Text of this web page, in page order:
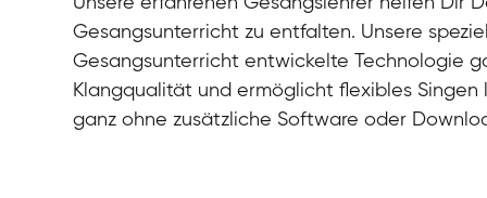
Gesangsunterricht zu entfalten. Unsere
Gesangsunterricht entwickelte Technologie
Klangqualität und ermöglicht flexibles
ganz ohne zusätzliche Software oder